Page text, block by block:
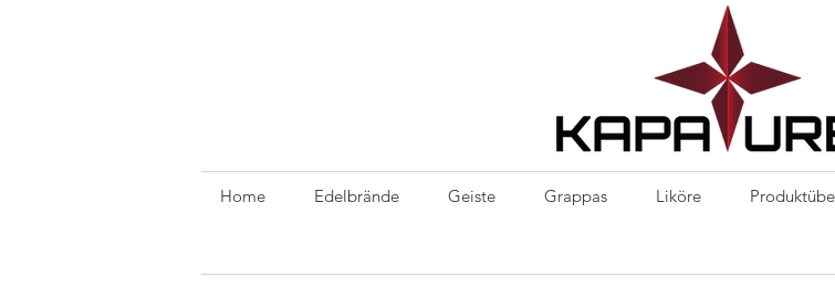
Home Edelbrände Geiste Grappas Liköre